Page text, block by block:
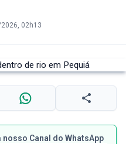
02h13
Canal do WhatsApp